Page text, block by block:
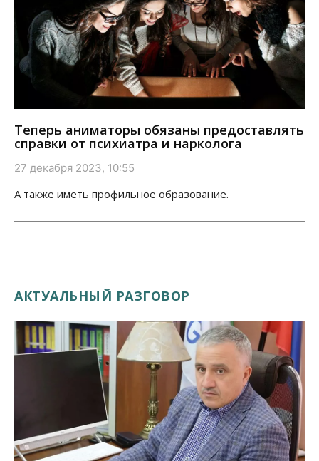
Теперь аниматоры обязаны предоставлять
справки от психиатра и нарколога
27 декабря 2023, 10:55
А также иметь профильное образование.
АКТУАЛЬНЫЙ РАЗГОВОР